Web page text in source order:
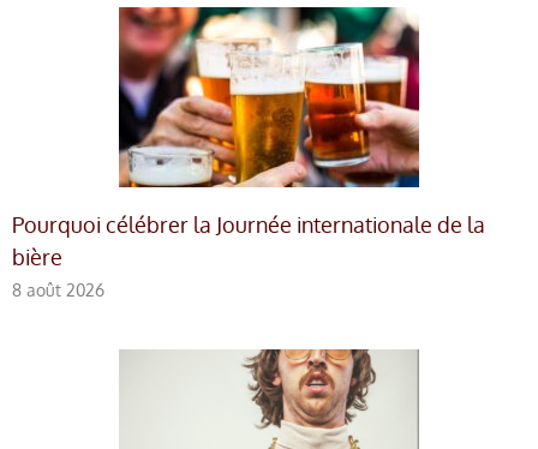
Pourquoi célébrer la Journée internationale de la
bière
8 août 2026